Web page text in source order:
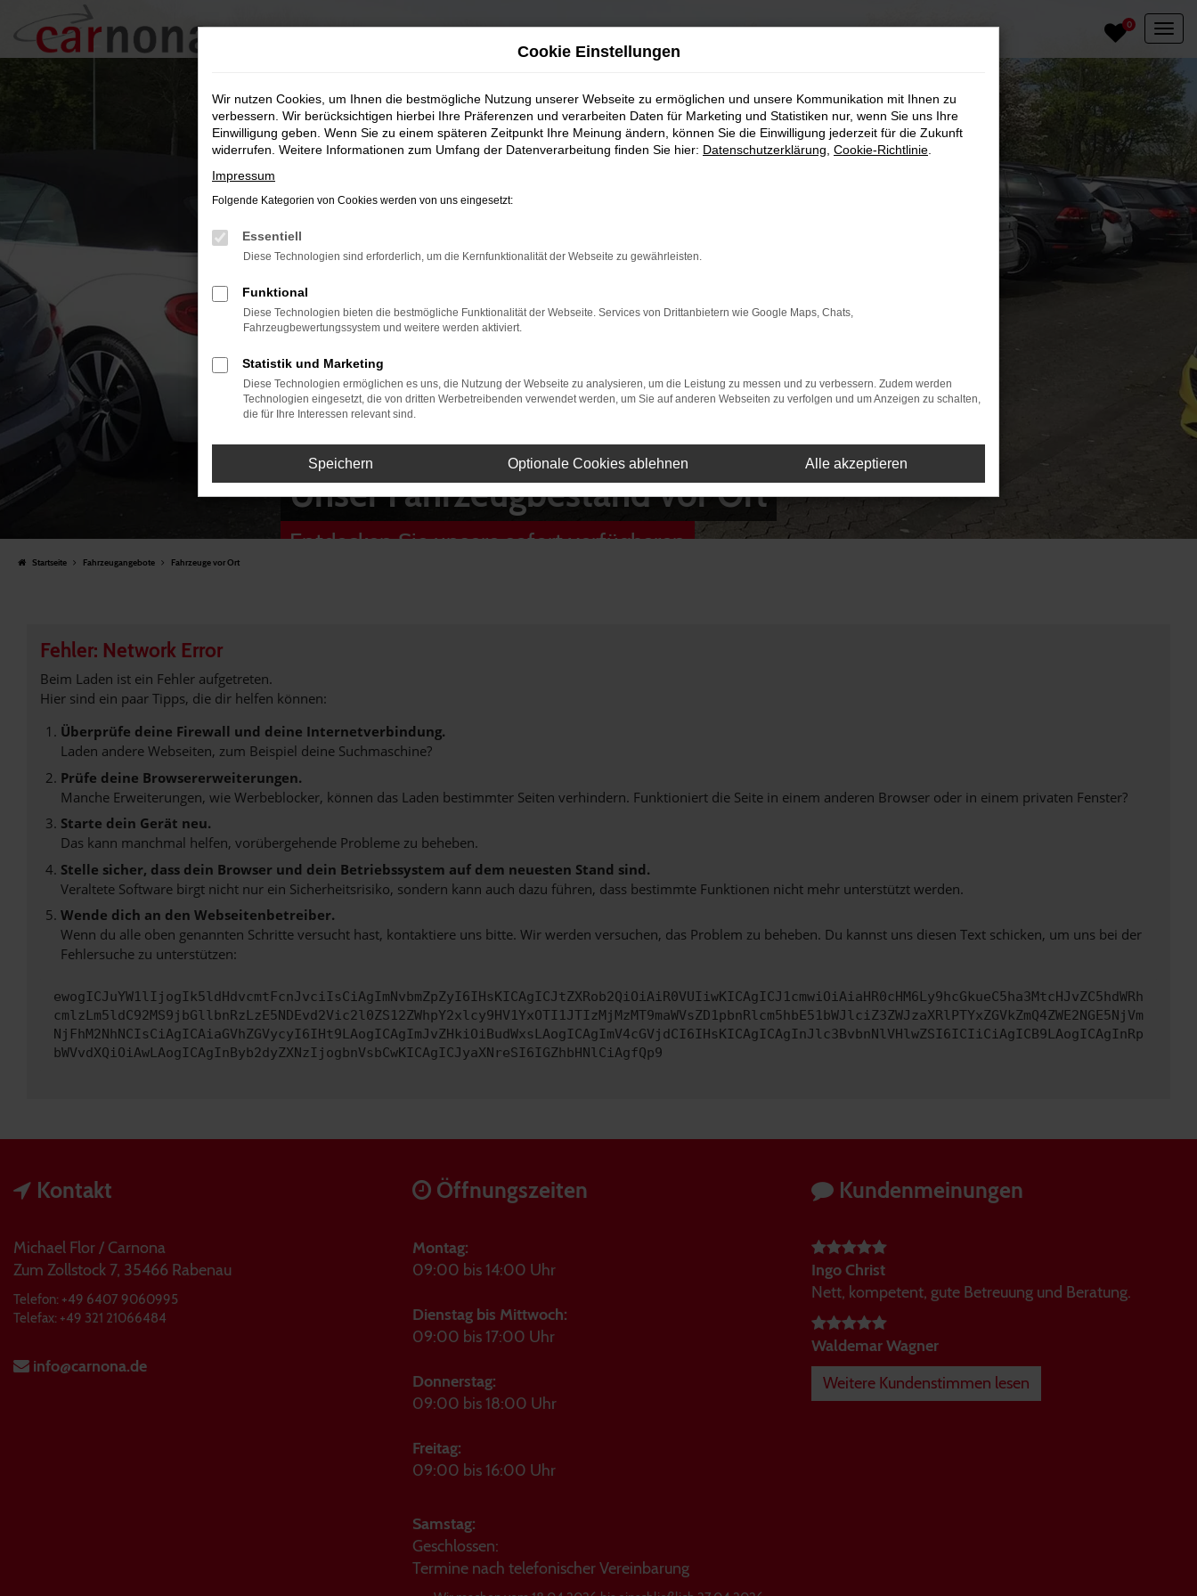
Zum
Hauptinhalt
springen
0
Unser Fahrzeugbestand vor Ort
Entdecken Sie unsere sofort verfügbaren
Startseite Fahrzeugangebote Fahrzeuge vor Ort
Fehler: Network Error
Beim Laden ist ein Fehler aufgetreten.
Hier sind ein paar Tipps, die dir helfen können:
Überprüfe deine Firewall und deine Internetverbindung.
Laden andere Webseiten, zum Beispiel deine Suchmaschine?
Prüfe deine Browsererweiterungen.
Manche Erweiterungen, wie Werbeblocker, können das Laden bestimmter Seiten verhindern. Funktioniert die Seite in einem anderen Browser oder in einem privaten Fenster?
Starte dein Gerät neu.
Das kann manchmal helfen, vorübergehende Probleme zu beheben.
Stelle sicher, dass dein Browser und dein Betriebssystem auf dem neuesten Stand sind.
Veraltete Software birgt nicht nur ein Sicherheitsrisiko, sondern kann auch dazu führen, dass bestimmte Funktionen nicht mehr unterstützt werden.
Wende dich an den Webseitenbetreiber.
Wenn du alle oben genannten Schritte versucht hast, kontaktiere uns bitte. Wir werden versuchen, das Problem zu beheben. Du kannst uns diesen Text schicken, um uns bei der
Fehlersuche zu unterstützen:
ewogICJuYW1lIjogIk5ldHdvcmtFcnJvciIsCiAgImNvbmZpZyI6IHsKICAgICJtZXRob2QiOiAiR0VUIiwKICAgICJ1cmwiOiAiaHR0cHM6Ly9hcGkueC5ha3MtcHJvZC5hdWRh
cmlzLm5ldC92MS9jbGllbnRzLzE5NDEvd2Vic2l0ZS12ZWhpY2xlcy9HV1YxOTI1JTIzMjMzMT9maWVsZD1pbnRlcm5hbE51bWJlciZ3ZWJzaXRlPTYxZGVkZmQ4ZWE2NGE5NjVm
NjFhM2NhNCIsCiAgICAiaGVhZGVycyI6IHt9LAogICAgImJvZHkiOiBudWxsLAogICAgImV4cGVjdCI6IHsKICAgICAgInJlc3BvbnNlVHlwZSI6ICIiCiAgICB9LAogICAgInRp
bWVvdXQiOiAwLAogICAgInByb2dyZXNzIjogbnVsbCwKICAgICJyaXNreSI6IGZhbHNlCiAgfQp9
Kontakt
Michael Flor / Carnona
Zum Zollstock 7, 35466 Rabenau
Telefon: +49 6407 9060995
Telefax: +49 321 21066484
info@carnona.de
Öffnungszeiten
Montag:
09:00 bis 14:00 Uhr
Dienstag bis Mittwoch:
09:00 bis 17:00 Uhr
Donnerstag:
09:00 bis 18:00 Uhr
Freitag:
09:00 bis 16:00 Uhr
Samstag:
Geschlossen:
Termine nach telefonischer Vereinbarung
Kundenmeinungen
Ingo Christ
Nett, kompetent, gute Betreuung und Beratung.
Waldemar Wagner
Weitere Kundenstimmen lesen
Cookie Einstellungen
Wir nutzen Cookies, um Ihnen die bestmögliche Nutzung unserer Webseite zu ermöglichen und unsere Kommunikation mit Ihnen zu
verbessern. Wir berücksichtigen hierbei Ihre Präferenzen und verarbeiten Daten für Marketing und Statistiken nur, wenn Sie uns Ihre
Einwilligung geben. Wenn Sie zu einem späteren Zeitpunkt Ihre Meinung ändern, können Sie die Einwilligung jederzeit für die Zukunft
widerrufen. Weitere Informationen zum Umfang der Datenverarbeitung finden Sie hier: Datenschutzerklärung Cookie-Richtlinie
Impressum
Folgende Kategorien von Cookies werden von uns eingesetzt:
Essentiell
Diese Technologien sind erforderlich, um die Kernfunktionalität der Webseite zu gewährleisten.
Funktional
Diese Technologien bieten die bestmögliche Funktionalität der Webseite. Services von Drittanbietern wie Google Maps, Chats,
Fahrzeugbewertungssystem und weitere werden aktiviert.
Statistik und Marketing
Diese Technologien ermöglichen es uns, die Nutzung der Webseite zu analysieren, um die Leistung zu messen und zu verbessern. Zudem werden
Technologien eingesetzt, die von dritten Werbetreibenden verwendet werden, um Sie auf anderen Webseiten zu verfolgen und um Anzeigen zu schalten,
die für Ihre Interessen relevant sind.
Speichern Optionale Cookies ablehnen Alle akzeptieren